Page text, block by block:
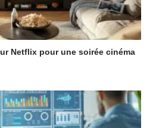
Netflix pour une soirée cinéma